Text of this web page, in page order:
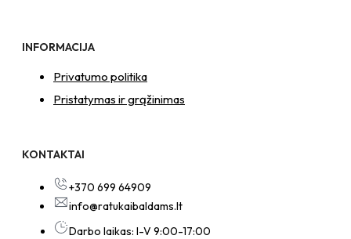
INFORMACIJA
Privatumo politika
Pristatymas ir grąžinimas
KONTAKTAI
+370 699 64909
info@ratukaibaldams.lt
Darbo laikas: I-V 9:00-17:00